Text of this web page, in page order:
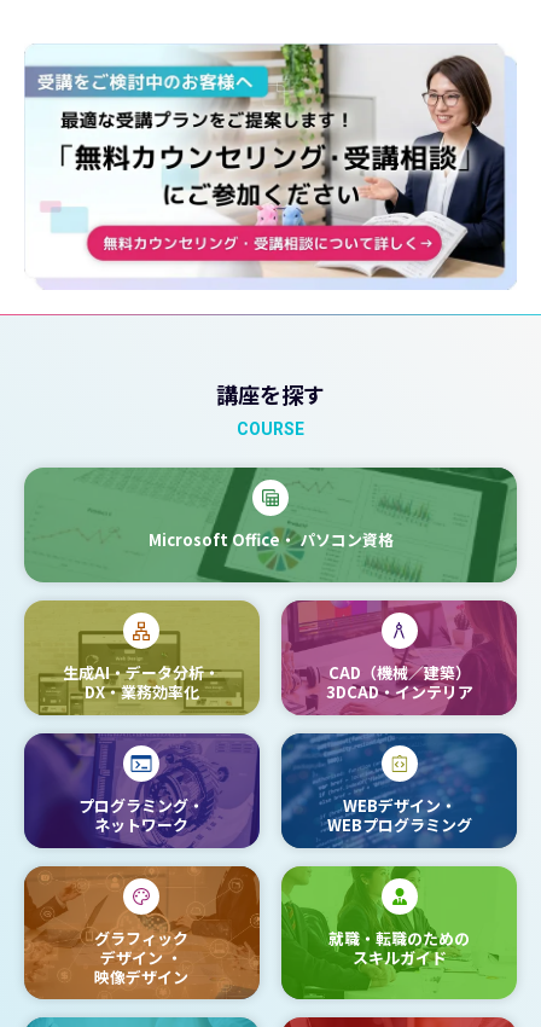
講座を探す
COURSE
Microsoft Office・パソコン資格
生成AI・データ分析・
DX・業務効率化
CAD（機械／建築）
3DCAD・インテリア
プログラミング・
ネットワーク
WEBデザイン・
WEBプログラミング
グラフィック
デザイン・
映像デザイン
就職・転職のための
スキルガイド